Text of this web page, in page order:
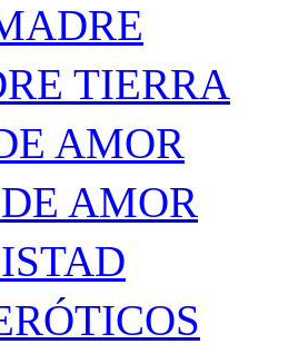
TIERRA
AMOR
AMOR